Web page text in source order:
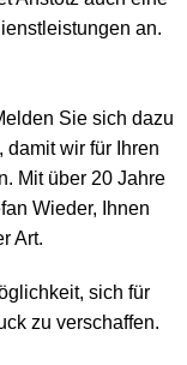
an.
Sie sich dazu
wir für Ihren
Mit über 20 Jahre
Wieder, Ihnen
Art.
sich für
zu verschaffen.